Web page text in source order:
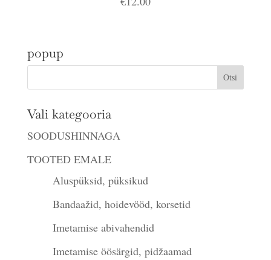
popup
Vali kategooria
SOODUSHINNAGA
TOOTED EMALE
Aluspüksid, püksikud
Bandaažid, hoidevööd, korsetid
Imetamise abivahendid
Imetamise öösärgid, pidžaamad